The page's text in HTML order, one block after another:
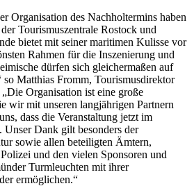
Organisation des Nachholtermins haben
Tourismuszentrale Rostock und
bietet mit seiner maritimen Kulisse vor
Rahmen für die Inszenierung und
dürfen sich gleichermaßen auf
so Matthias Fromm, Tourismusdirektor
Organisation ist eine große
wir mit unseren langjährigen Partnern
dass die Veranstaltung jetzt im
Dank gilt besonders der
sowie allen beteiligten Ämtern,
und den vielen Sponsoren und
Turmleuchten mit ihrer
ermöglichen.“